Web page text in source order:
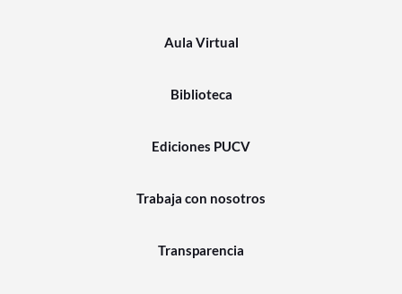
Aula Virtual
Biblioteca
Ediciones PUCV
Trabaja con nosotros
Transparencia